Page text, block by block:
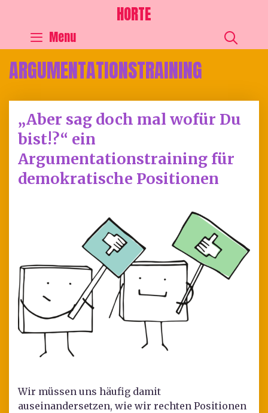
HORTE
Menu
ARGUMENTATIONSTRAINING
„Aber sag doch mal wofür Du
bist!?“ ein
Argumentationstraining für
demokratische Positionen
Wir müssen uns häufig damit
auseinandersetzen, wie wir rechten Positionen